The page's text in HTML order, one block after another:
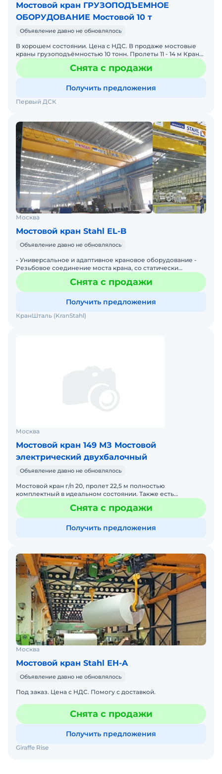
Мостовой кран ГРУЗОПОДЪЕМНОЕ
ОБОРУДОВАНИЕ Мостовой 10 т
Объявление давно не обновлялось
В хорошем состоянии. Цена с НДС. В продаже мостовые
краны грузоподъёмностью 10 тонн. Пролеты 11 - 14 м Краны
в отличном состоянии: 1) Кpан эл.мостовой г/п 10 т
Снята с продажи
Получить предложения
Первый ДСК
Москва
Мостовой кран Stahl EL-B
Объявление давно не обновлялось
- Универсальное и адаптивное крановое оборудование -
Резьбовое соединение моста крана, со статически
определенным силовым моментом затяжки болтов, от
кранового
Снята с продажи
Получить предложения
КранШталь (KranStahl)
Москва
Мостовой кран 149 МЗ Мостовой
электрический двухбалочный
Объявление давно не обновлялось
Мостовой кран г/п 20, пролет 22,5 м полностью
комплектный в идеальном состоянии. Также есть
мостовые краны других пролетов и г/п. Фото и паспорт по
запросу.
Снята с продажи
Получить предложения
Москва
Мостовой кран Stahl EH-A
Объявление давно не обновлялось
Под заказ. Цена с НДС. Помогу с доставкой.
Снята с продажи
Получить предложения
Giraffe Rise